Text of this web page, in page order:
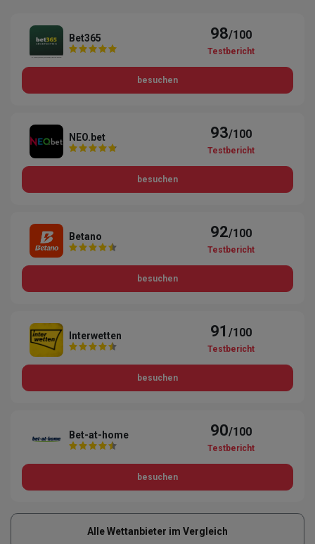
Bet365 98/100
Testbericht
besuchen
NEO.bet 93/100
Testbericht
besuchen
Betano 92/100
Testbericht
besuchen
Interwetten 91/100
Testbericht
besuchen
Bet-at-home 90/100
Testbericht
besuchen
Alle Wettanbieter im Vergleich